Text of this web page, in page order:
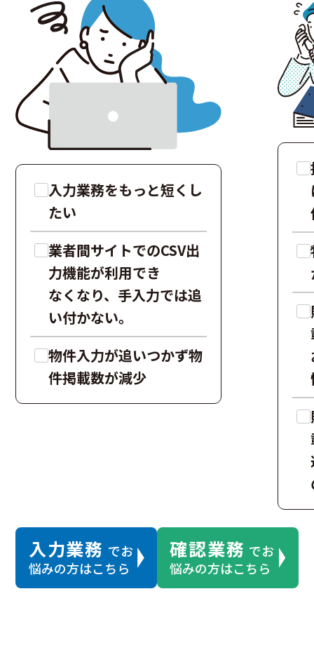
入力業務をもっと短くし
たい
業者間サイトでのCSV出
力機能が利用でき
なくなり、手入力では追
い付かない。
物件入力が追いつかず物
件掲載数が減少
入力業務 でお
悩みの方はこちら
確認業務 でお
悩みの方はこちら